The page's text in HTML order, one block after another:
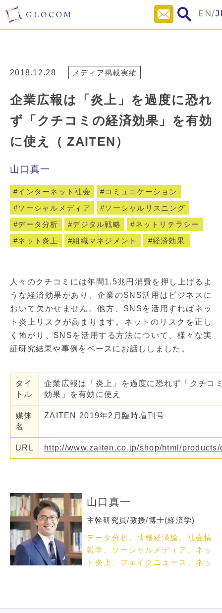
EN/
2018.12.28 メディア掲載実績
企業広報は「炎上」を過度に恐れ
ず「クチコミの経済効果」を有効
に使え（ ZAITEN）
山口真一
インターネット社会
コミュニケーション
ソーシャルメディア
ソーシャルリスニング
データ分析
デジタル戦略
ネットリテラシー
ネット炎上
組織マネジメント 経済効果
人々のクチコミには年間1.5兆円消費を押し上げるよ
うな経済効果があり、企業のSNS活用はビジネスに
おいて欠かせません。他方、SNSを活用すればネッ
ト炎上リスクが高まります。ネットのリスクを正し
く怖がり、SNSを活用する方法について、様々な実
証研究結果や事例をベースにお話ししました。
タイ
トル
企業広報は「炎上」を過度に恐れず「クチコ
効果」を有効に使え
媒体
名
ZAITEN 2019年2月臨時増刊号
URL http://www.zaiten.co.jp/shop/html/
山口真一
主幹研究員/教授/博士(経済学)
データ分析、情報経済論、社会情
報学、ソーシャルメディア、ネッ
ト炎上、フェイクニュース、ネッ